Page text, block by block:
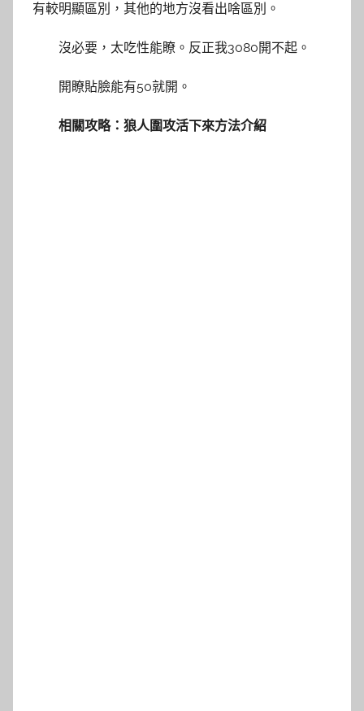
有較明顯區別，其他的地方沒看出啥區別。
沒必要，太吃性能瞭。反正我3080開不起。
開瞭貼臉能有50就開。
相關攻略：狼人圍攻活下來方法介紹